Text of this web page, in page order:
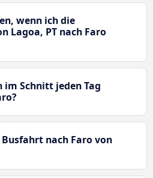
wenn ich die
Lagoa, PT nach Faro
im Schnitt jeden Tag
nach Faro von